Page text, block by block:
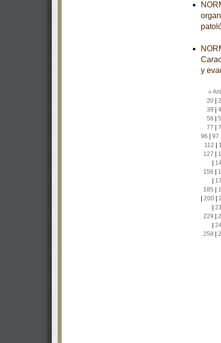
y
«
20|
39
58
77
96
97
112
127
156
185
200|
229
258